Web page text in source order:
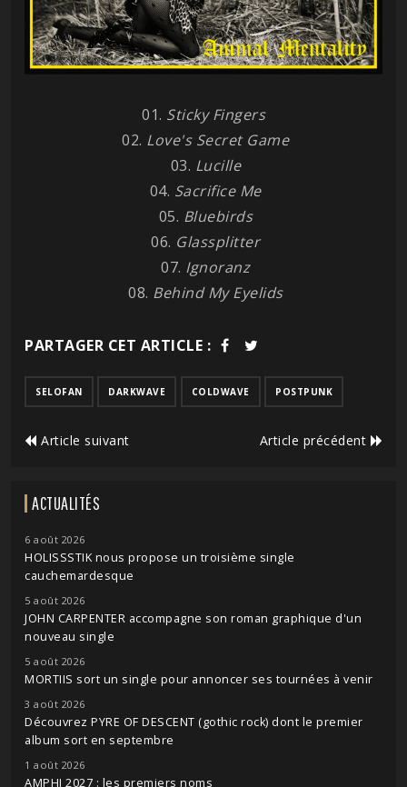
01. Sticky Fingers
02. Love's Secret Game
03. Lucille
04. Sacrifice Me
05. Bluebirds
06. Glassplitter
07. Ignoranz
08. Behind My Eyelids
PARTAGER CET ARTICLE :
SELOFAN DARKWAVE COLDWAVE POSTPUNK
Article suivant Article précédent
ACTUALITÉS
6 août 2026
HOLISSSTIK nous propose un troisième single
cauchemardesque
5 août 2026
JOHN CARPENTER accompagne son roman graphique d'un
nouveau single
5 août 2026
MORTIIS sort un single pour annoncer ses tournées à venir
3 août 2026
Découvrez PYRE OF DESCENT (gothic rock) dont le premier
album sort en septembre
1 août 2026
AMPHI 2027 : les premiers noms